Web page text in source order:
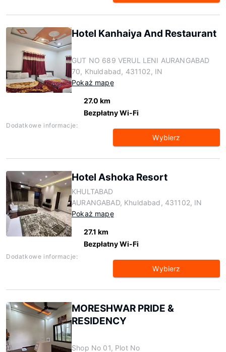
Hotel Kanhaiya And Restaurant
GUT NO 689 VERUL LENI AURANGABAD
70, Khuldabad, 431102, IN
Pokaż mapę
27.0 km
Bezpłatny Wi-Fi
Dodatkowe informacje:
Wybierz
Hotel Ashoka Resort
KHULTABAD
AURANGABAD, Khuldabad, 431102, IN
Pokaż mapę
27.1 km
Bezpłatny Wi-Fi
Dodatkowe informacje:
Wybierz
MORESHWAR PRIDE &
RESIDENCY
Shop No 01, Plot No